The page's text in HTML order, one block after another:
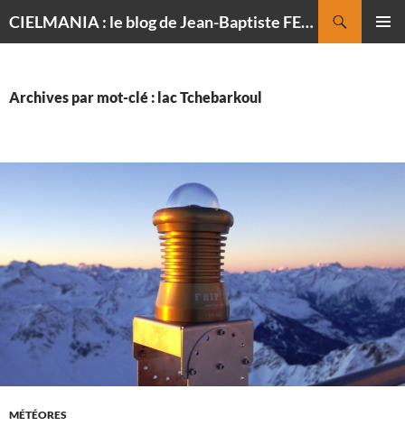
CIELMANIA : le blog de Jean-Baptiste FELDMANN, photographe du ciel
Archives par mot-clé : lac Tchebarkoul
MÉTÉORES